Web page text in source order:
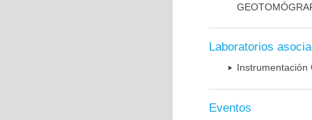
Laboratorios
Instrumentación
Eventos